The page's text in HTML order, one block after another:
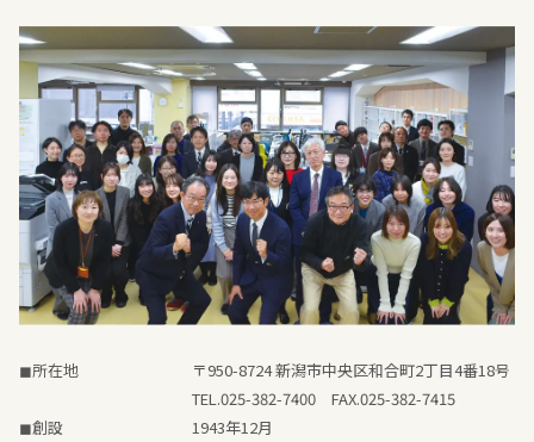
◼所在地
〒950-8724 新潟市中央区和合町2丁目4番18号
TEL.025-382-7400 FAX.025-382-7415
◼創設
1943年12月